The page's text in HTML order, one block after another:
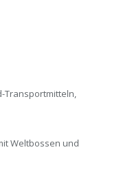
Transportmitteln,
Weltbossen und